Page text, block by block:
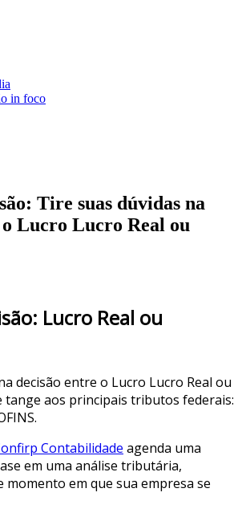
in foco
Tire suas dúvidas na
o Lucro Lucro Real ou
Lucro Real ou
decisão entre o Lucro Lucro Real ou
tange aos principais tributos federais:
Contabilidade agenda uma
em uma análise tributária,
em que sua empresa se